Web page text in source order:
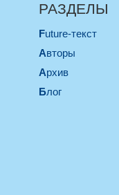
РАЗДЕЛЫ
Future-текст
Авторы
Архив
Блог